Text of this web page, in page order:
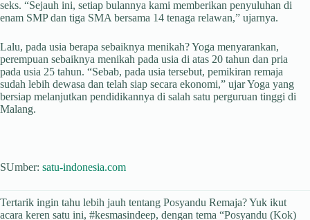
seks. “Sejauh ini, setiap bulannya kami memberikan penyuluhan di
enam SMP dan tiga SMA bersama 14 tenaga relawan,” ujarnya.
Lalu, pada usia berapa sebaiknya menikah? Yoga menyarankan,
perempuan sebaiknya menikah pada usia di atas 20 tahun dan pria
pada usia 25 tahun. “Sebab, pada usia tersebut, pemikiran remaja
sudah lebih dewasa dan telah siap secara ekonomi,” ujar Yoga yang
bersiap melanjutkan pendidikannya di salah satu perguruan tinggi di
Malang.
SUmber: satu-indonesia.com
Tertarik ingin tahu lebih jauh tentang Posyandu Remaja? Yuk ikut
acara keren satu ini, #kesmasindeep, dengan tema “Posyandu (Kok)